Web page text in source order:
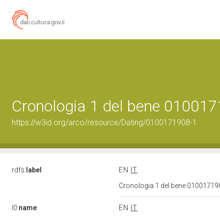
Cronologia 1 del bene
https://w3id.org/arco/resource/Dating/0100171908-1
rdfs: label EN
IT
Cronologia 1 del bene
l0:name EN
IT